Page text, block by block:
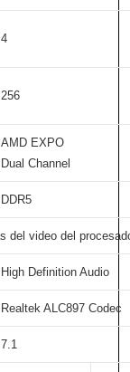
4
256
AMD EXPO
Dual Channel
DDR5
del video del
High Definition Audio
Realtek ALC897 Codec
7.1